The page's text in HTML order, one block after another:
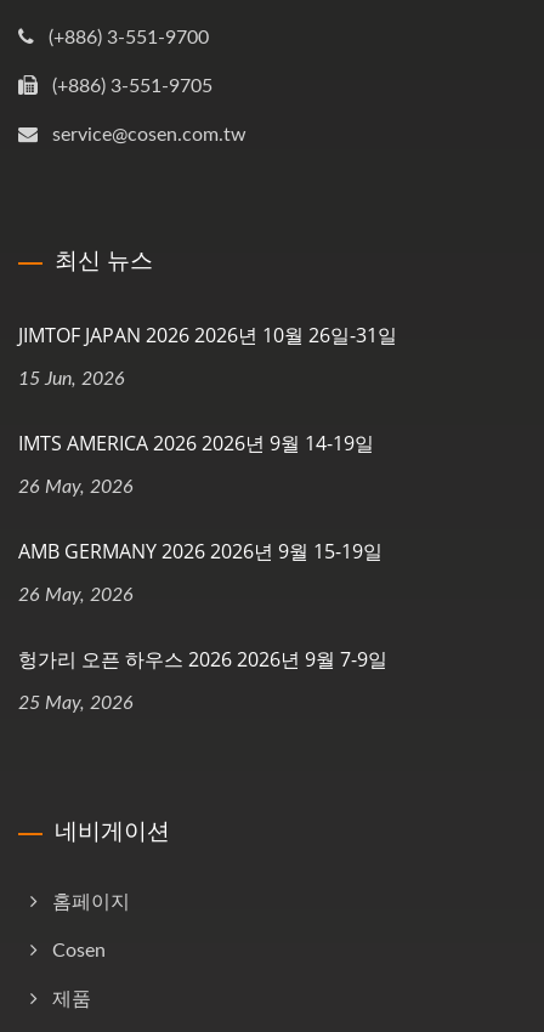
(+886) 3-551-9700
(+886) 3-551-9705
service@cosen.com.tw
최신 뉴스
JIMTOF JAPAN 2026 2026년 10월 26일-31일
15 Jun, 2026
IMTS AMERICA 2026 2026년 9월 14-19일
26 May, 2026
AMB GERMANY 2026 2026년 9월 15-19일
26 May, 2026
헝가리 오픈 하우스 2026 2026년 9월 7-9일
25 May, 2026
네비게이션
홈페이지
Cosen
제품